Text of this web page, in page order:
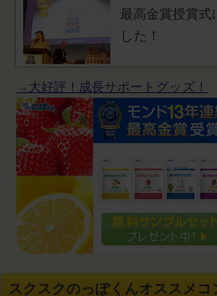
最高金賞授賞
した！
→大好評！成長サポートグッズ！
スクスクのっぽくんオススメコ